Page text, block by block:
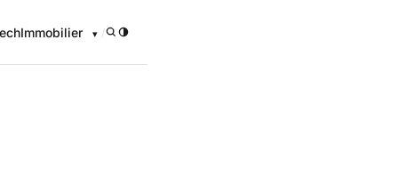
Immobilier /